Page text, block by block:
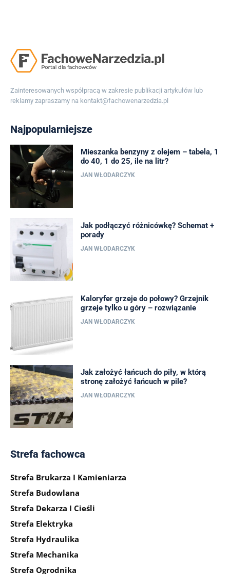
Zainteresowanych współpracą w zakresie publikacji artykułów lub
reklamy zapraszamy na kontakt@fachowenarzedzia.pl
Najpopularniejsze
Mieszanka benzyny z olejem – tabela, 1
do 40, 1 do 25, ile na litr?
JAN WŁODARCZYK
Jak podłączyć różnicówkę? Schemat +
porady
JAN WŁODARCZYK
Kaloryfer grzeje do połowy? Grzejnik
grzeje tylko u góry – rozwiązanie
JAN WŁODARCZYK
Jak założyć łańcuch do piły, w którą
stronę założyć łańcuch w pile?
JAN WŁODARCZYK
Strefa fachowca
Strefa Brukarza I Kamieniarza
Strefa Budowlana
Strefa Dekarza I Cieśli
Strefa Elektryka
Strefa Hydraulika
Strefa Mechanika
Strefa Ogrodnika